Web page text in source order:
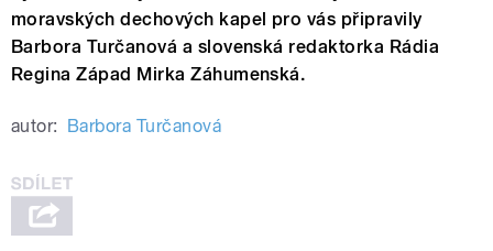
moravských dechových kapel pro vás připravily
Barbora Turčanová a slovenská redaktorka Rádia
Regina Západ Mirka Záhumenská.
autor: Barbora Turčanová